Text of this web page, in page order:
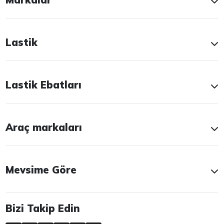
Lastik
Lastik Ebatları
Araç markaları
Mevsime Göre
Bizi Takip Edin